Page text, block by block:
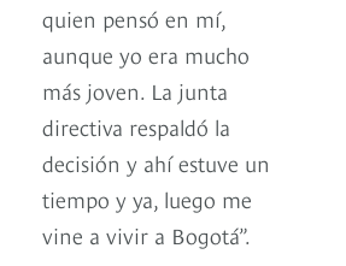
quien pensó en mí,
aunque yo era mucho
más joven. La junta
directiva respaldó la
decisión y ahí estuve un
tiempo y ya, luego me
vine a vivir a Bogotá”.